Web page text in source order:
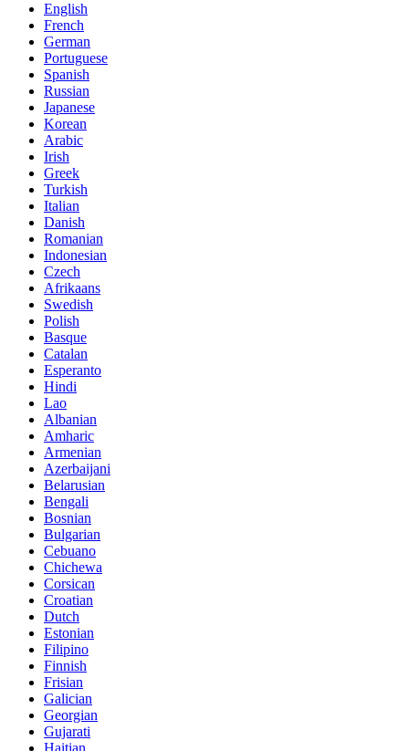
English
French
German
Portuguese
Spanish
Russian
Japanese
Korean
Arabic
Irish
Greek
Turkish
Italian
Danish
Romanian
Indonesian
Czech
Afrikaans
Swedish
Polish
Basque
Catalan
Esperanto
Hindi
Lao
Albanian
Amharic
Armenian
Azerbaijani
Belarusian
Bengali
Bosnian
Bulgarian
Cebuano
Chichewa
Corsican
Croatian
Dutch
Estonian
Filipino
Finnish
Frisian
Galician
Georgian
Gujarati